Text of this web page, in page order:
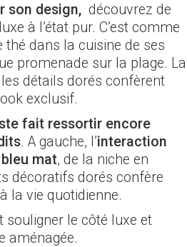
son design, découvrez de
à l’état pur. C’est comme
thé dans la cuisine de ses
promenade sur la plage. La
détails dorés confèrent
exclusif.
fait ressortir encore
. A gauche, l’interaction
mat, de la niche en
décoratifs dorés confère
la vie quotidienne.
souligner le côté luxe et
aménagée.